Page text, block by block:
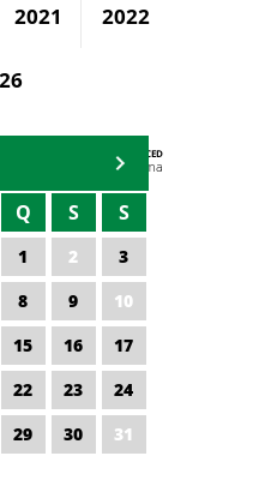
2021 2022
AGENDA DA CODED/CED
Vagna Lima
Q S S
1 2
3
8 9
10
15 16
17
22 23
24
29 30 31